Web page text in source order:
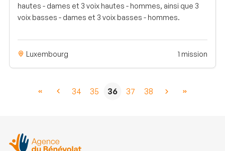
hautes - dames et 3 voix hautes - hommes, ainsi que 3
voix basses - dames et 3 voix basses - hommes.
Luxembourg 1 mission
34 35 36 37 38